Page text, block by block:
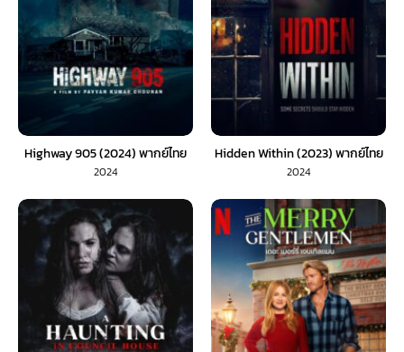
Highway 905 (2024) พากย์ไทย
2024
Hidden Within (2023) พากย์ไทย
2024